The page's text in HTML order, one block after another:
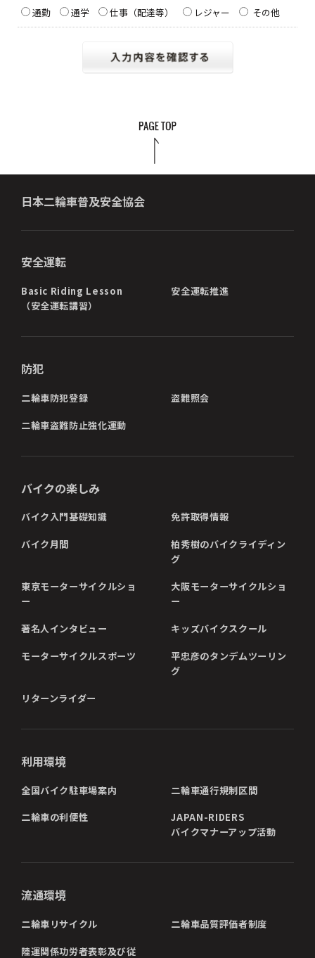
通勤 通学 仕事（配達等） レジャー その他
日本二輪車普及安全協会
安全運転
Basic Riding Lesson
（安全運転講習）
安全運転推進
防犯
二輪車防犯登録 盗難照会
二輪車盗難防止強化運動
バイクの楽しみ
バイク入門基礎知識 免許取得情報
バイク月間
柏秀樹のバイクライディン
グ
東京モーターサイクルショ
ー
大阪モーターサイクルショ
ー
著名人インタビュー キッズバイクスクール
モーターサイクルスポーツ
平忠彦のタンデムツーリン
グ
リターンライダー
利用環境
全国バイク駐車場案内 二輪車通行規制区間
二輪車の利便性
JAPAN-RIDERS
バイクマナーアップ活動
流通環境
二輪車リサイクル 二輪車品質評価者制度
陸運関係功労者表彰及び従